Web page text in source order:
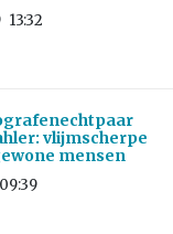
13:32
vlijmscherpe
mensen
09:39